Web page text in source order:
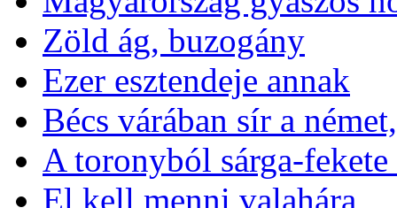
Zöld ág, buzogány
Ezer esztendeje annak
Bécs várában sír a
A toronyból sárga-
El kell menni valahára